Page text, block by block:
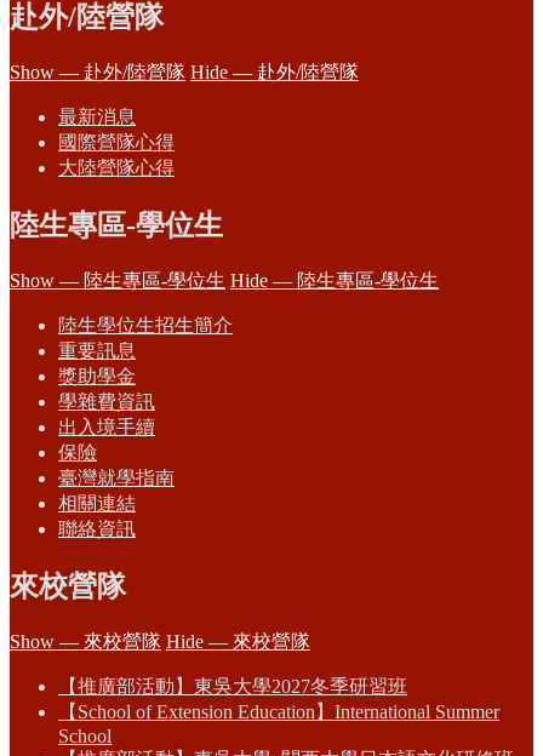
赴外/陸營隊
Show — 赴外/陸營隊 Hide — 赴外/陸營隊
最新消息
國際營隊心得
大陸營隊心得
陸生專區-學位生
Show — 陸生專區-學位生 Hide — 陸生專區-學位生
陸生學位生招生簡介
重要訊息
獎助學金
學雜費資訊
出入境手續
保險
臺灣就學指南
相關連結
聯絡資訊
來校營隊
Show — 來校營隊 Hide — 來校營隊
【推廣部活動】東吳大學2027冬季研習班
【School of Extension Education】International Summer
School